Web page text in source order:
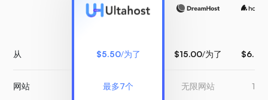
从
网站
$5.50/为了
最多7个
$15.00/为了
无限网站
$6.99
1 网